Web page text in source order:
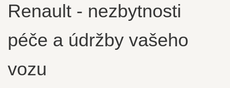
Renault - nezbytnosti
péče a údržby vašeho
vozu